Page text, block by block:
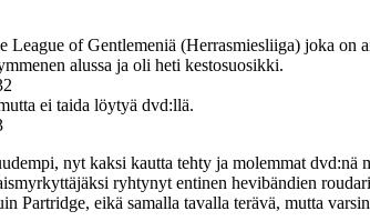
League of Gentlemeniä (Herrasmiesliiga) joka
alussa ja oli heti kestosuosikki.
ei taida löytyä dvd:llä.
nyt kaksi kautta tehty ja molemmat
ryhtynyt entinen hevibändien
Partridge, eikä samalla tavalla terävä, mutta